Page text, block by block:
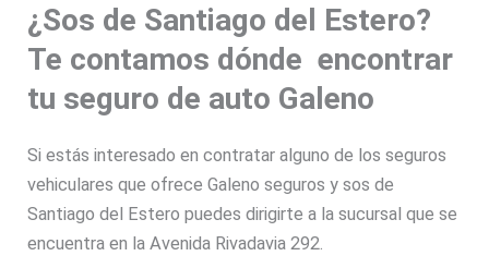
¿Sos de Santiago del Estero?
Te contamos dónde encontrar
tu seguro de auto Galeno
Si estás interesado en contratar alguno de los seguros
vehiculares que ofrece Galeno seguros y sos de
Santiago del Estero puedes dirigirte a la sucursal que se
encuentra en la Avenida Rivadavia 292.